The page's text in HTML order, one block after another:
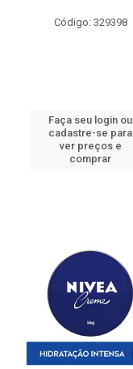
Código: 329398
Faça seu login ou
cadastre-se para
ver preços e
comprar